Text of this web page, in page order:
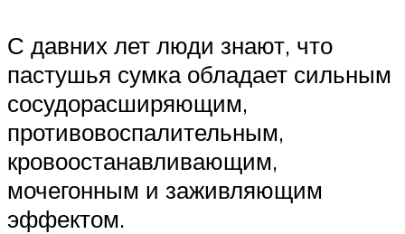
С давних лет люди знают, что
пастушья сумка обладает сильным
сосудорасширяющим,
противовоспалительным,
кровоостанавливающим,
мочегонным и заживляющим
эффектом.